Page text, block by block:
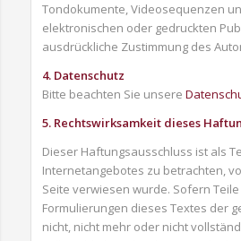
Tondokumente, Videosequenzen
elektronischen oder gedruckten
ausdrückliche Zustimmung des
4. Datenschutz
Bitte beachten Sie unsere
5. Rechtswirksamkeit dieses
Dieser Haftungsausschluss ist als
Internetangebotes zu betrachten,
Seite verwiesen wurde. Sofern
Formulierungen dieses Textes der
nicht, nicht mehr oder nicht